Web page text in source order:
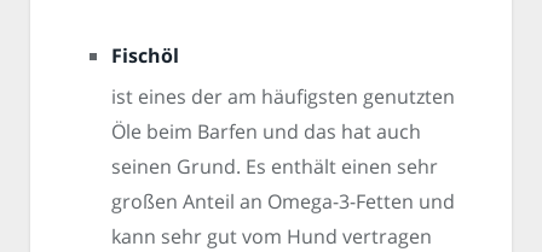
Fischöl
ist eines der am häufigsten genutzten
Öle beim Barfen und das hat auch
seinen Grund. Es enthält einen sehr
großen Anteil an Omega-3-Fetten und
kann sehr gut vom Hund vertragen